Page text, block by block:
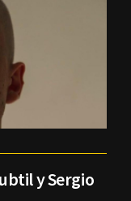
y Sergio